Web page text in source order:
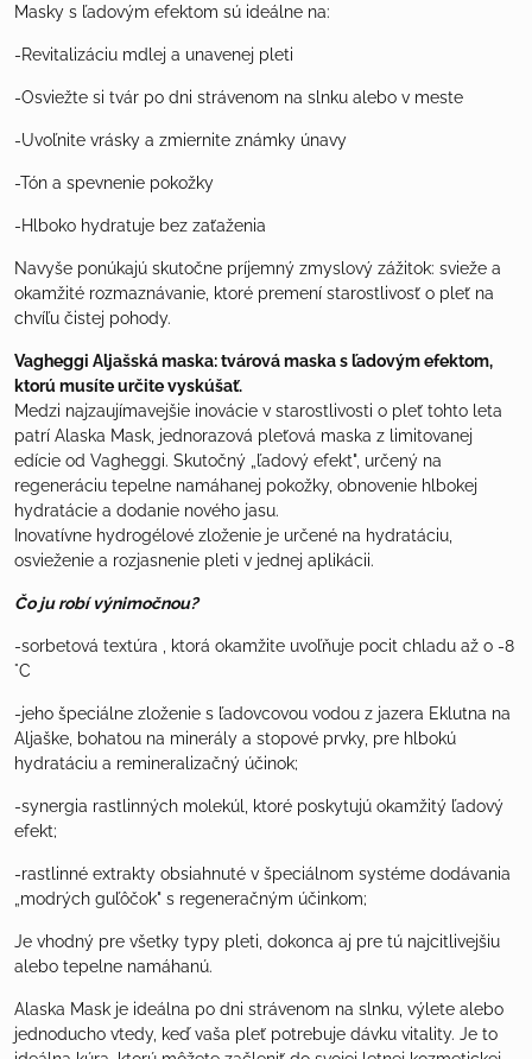
Masky s ľadovým efektom sú ideálne na:
-Revitalizáciu mdlej a unavenej pleti
-Osviežte si tvár po dni strávenom na slnku alebo v meste
-Uvoľnite vrásky a zmiernite známky únavy
-Tón a spevnenie pokožky
-Hlboko hydratuje bez zaťaženia
Navyše ponúkajú skutočne príjemný zmyslový zážitok: svieže a
okamžité rozmaznávanie, ktoré premení starostlivosť o pleť na
chvíľu čistej pohody.
Vagheggi Aljašská maska: tvárová maska s ľadovým efektom,
ktorú musíte určite vyskúšať.
Medzi najzaujímavejšie inovácie v starostlivosti o pleť tohto leta
patrí Alaska Mask, jednorazová pleťová maska z limitovanej
edície od Vagheggi. Skutočný „ľadový efekt", určený na
regeneráciu tepelne namáhanej pokožky, obnovenie hlbokej
hydratácie a dodanie nového jasu.
Inovatívne hydrogélové zloženie je určené na hydratáciu,
osvieženie a rozjasnenie pleti v jednej aplikácii.
Čo ju robí výnimočnou?
-sorbetová textúra , ktorá okamžite uvoľňuje pocit chladu až o -8
°C
-jeho špeciálne zloženie s ľadovcovou vodou z jazera Eklutna na
Aljaške, bohatou na minerály a stopové prvky, pre hlbokú
hydratáciu a remineralizačný účinok;
-synergia rastlinných molekúl, ktoré poskytujú okamžitý ľadový
efekt;
-rastlinné extrakty obsiahnuté v špeciálnom systéme dodávania
„modrých guľôčok" s regeneračným účinkom;
Je vhodný pre všetky typy pleti, dokonca aj pre tú najcitlivejšiu
alebo tepelne namáhanú.
Alaska Mask je ideálna po dni strávenom na slnku, výlete alebo
jednoducho vtedy, keď vaša pleť potrebuje dávku vitality. Je to